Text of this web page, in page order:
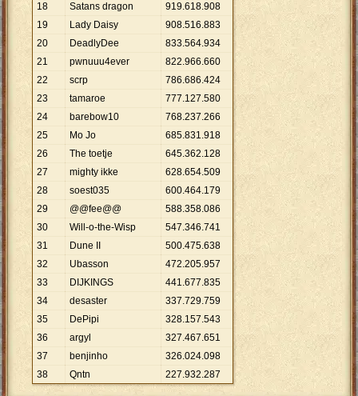
18
Satans dragon 919.618.908
19
Lady Daisy 908.516.883
20
DeadlyDee 833.564.934
21
pwnuuu4ever 822.966.660
22
scrp 786.686.424
23
tamaroe 777.127.580
24
barebow10 768.237.266
25
Mo Jo 685.831.918
26
The toetje 645.362.128
27
mighty ikke 628.654.509
28
soest035 600.464.179
29
@@fee@@ 588.358.086
30
Will-o-the-Wisp 547.346.741
31
Dune II 500.475.638
32
Ubasson 472.205.957
33
DIJKINGS 441.677.835
34
desaster 337.729.759
35
DePipi 328.157.543
36
argyl 327.467.651
37
benjinho 326.024.098
38
Qntn 227.932.287